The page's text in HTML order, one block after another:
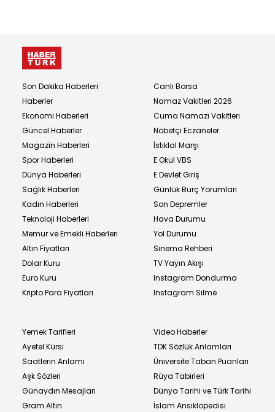
Son Dakika Haberleri
Haberler
Ekonomi Haberleri
Güncel Haberler
Magazin Haberleri
Spor Haberleri
Dünya Haberleri
Sağlık Haberleri
Kadın Haberleri
Teknoloji Haberleri
Memur ve Emekli Haberleri
Altın Fiyatları
Dolar Kuru
Euro Kuru
Kripto Para Fiyatları
Canlı Borsa
Namaz Vakitleri 2026
Cuma Namazı Vakitleri
Nöbetçi Eczaneler
İstiklal Marşı
E Okul VBS
E Devlet Giriş
Günlük Burç Yorumları
Son Depremler
Hava Durumu
Yol Durumu
Sinema Rehberi
TV Yayın Akışı
Instagram Dondurma
Instagram Silme
Yemek Tarifleri
Ayetel Kürsi
Saatlerin Anlamı
Aşk Sözleri
Günaydın Mesajları
Gram Altın
Video Haberler
TDK Sözlük Anlamları
Üniversite Taban Puanları
Rüya Tabirleri
Dünya Tarihi ve Türk Tarihi
İslam Ansiklopedisi